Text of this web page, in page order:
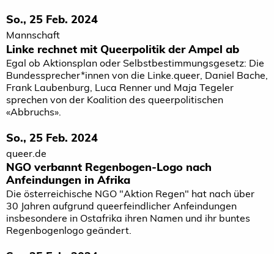
So., 25 Feb. 2024
Mannschaft
Linke rechnet mit Queerpolitik der Ampel ab
Egal ob Aktionsplan oder Selbstbestimmungsgesetz: Die
Bundessprecher*innen von die Linke.queer, Daniel Bache,
Frank Laubenburg, Luca Renner und Maja Tegeler
sprechen von der Koalition des queerpolitischen
«Abbruchs».
So., 25 Feb. 2024
queer.de
NGO verbannt Regenbogen-Logo nach
Anfeindungen in Afrika
Die österreichische NGO "Aktion Regen" hat nach über
30 Jahren aufgrund queer­feindlicher Anfeindungen
insbesondere in Ostafrika ihren Namen und ihr buntes
Regenbogenlogo geändert.